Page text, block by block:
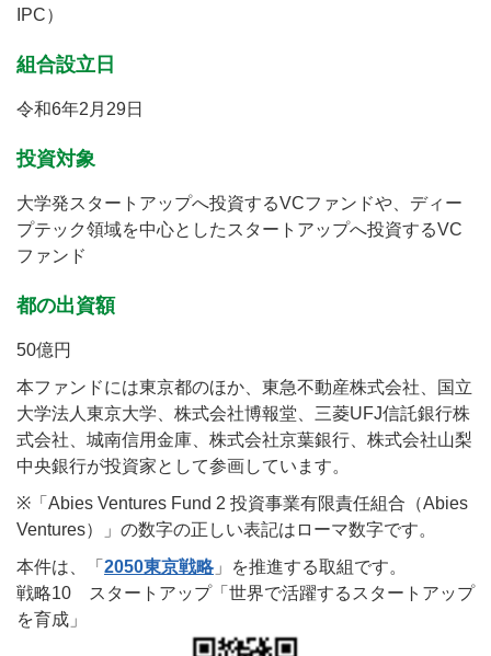
IPC）
組合設立日
令和6年2月29日
投資対象
大学発スタートアップへ投資するVCファンドや、ディー
プテック領域を中心としたスタートアップへ投資するVC
ファンド
都の出資額
50億円
本ファンドには東京都のほか、東急不動産株式会社、国立
大学法人東京大学、株式会社博報堂、三菱UFJ信託銀行株
式会社、城南信用金庫、株式会社京葉銀行、株式会社山梨
中央銀行が投資家として参画しています。
※「Abies Ventures Fund 2 投資事業有限責任組合（Abies
Ventures）」の数字の正しい表記はローマ数字です。
本件は、「 2050東京戦略」を推進する取組です。
戦略10 スタートアップ「世界で活躍するスタートアップ
を育成」